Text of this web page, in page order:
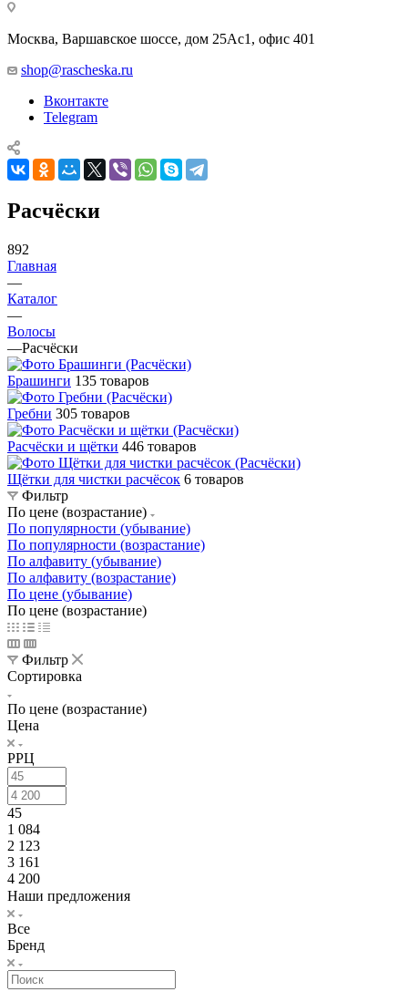
Москва, Варшавское шоссе, дом 25Аc1, офис 401
shop@rascheska.ru
Вконтакте
Telegram
Расчёски
892
Главная
—
Каталог
—
Волосы
—Расчёски
Брашинги 135 товаров
Гребни 305 товаров
Расчёски и щётки 446 товаров
Щётки для чистки расчёсок 6 товаров
Фильтр
По цене (возрастание)
По популярности (убывание)
По популярности (возрастание)
По алфавиту (убывание)
По алфавиту (возрастание)
По цене (убывание)
По цене (возрастание)
Фильтр
Сортировка
По цене (возрастание)
Цена
РРЦ
45
1 084
2 123
3 161
4 200
Наши предложения
Все
Бренд